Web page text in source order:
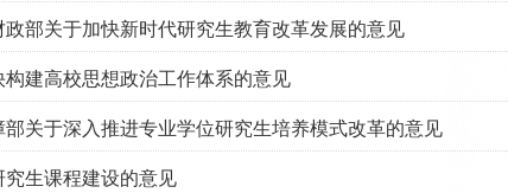
部关于加快新时代研究生教育改革发展的意见
建高校思想政治工作体系的意见
关于深入推进专业学位研究生培养模式改革的意见
生课程建设的意见